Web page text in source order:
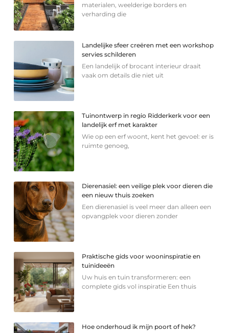
materialen, weelderige borders en
verharding die
Landelijke sfeer creëren met een workshop
servies schilderen
Een landelijk of brocant interieur draait
vaak om details die niet uit
Tuinontwerp in regio Ridderkerk voor een
landelijk erf met karakter
Wie op een erf woont, kent het gevoel: er is
ruimte genoeg,
Dierenasiel: een veilige plek voor dieren die
een nieuw thuis zoeken
Een dierenasiel is veel meer dan alleen een
opvangplek voor dieren zonder
Praktische gids voor wooninspiratie en
tuinideeën
Uw huis en tuin transformeren: een
complete gids vol inspiratie Een thuis
Hoe onderhoud ik mijn poort of hek?